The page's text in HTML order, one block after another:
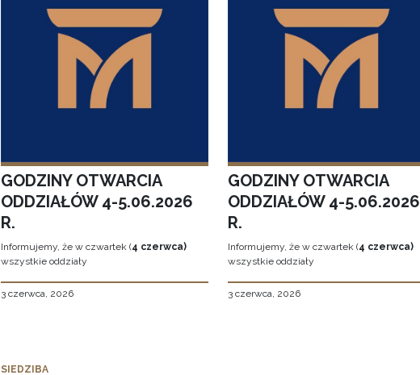
GODZINY OTWARCIA
ODDZIAŁÓW 4-5.06.2026
R.
Informujemy, że w czwartek (4 czerwca)
wszystkie oddziały
3 czerwca, 2026
GODZINY OTWARCIA
ODDZIAŁÓW 4-5.06.2026
R.
Informujemy, że w czwartek (4 czerwca)
wszystkie oddziały
3 czerwca, 2026
SIEDZIBA